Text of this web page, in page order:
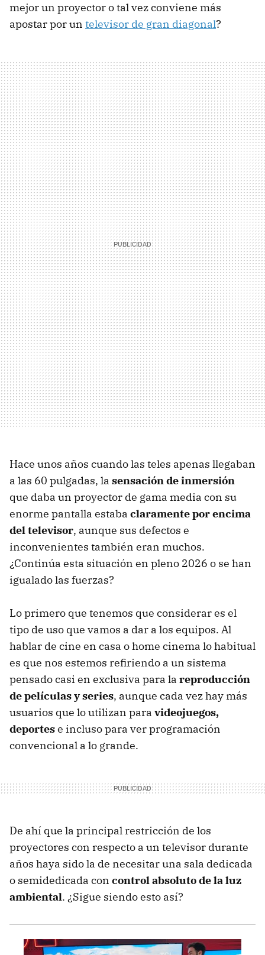
mejor un proyector o tal vez conviene más
apostar por un televisor de gran diagonal?
Hace unos años cuando las teles apenas llegaban
a las 60 pulgadas, la sensación de inmersión
que daba un proyector de gama media con su
enorme pantalla estaba claramente por encima
del televisor, aunque sus defectos e
inconvenientes también eran muchos.
¿Continúa esta situación en pleno 2026 o se han
igualado las fuerzas?
Lo primero que tenemos que considerar es el
tipo de uso que vamos a dar a los equipos. Al
hablar de cine en casa o home cinema lo habitual
es que nos estemos refiriendo a un sistema
pensado casi en exclusiva para la reproducción
de películas y series, aunque cada vez hay más
usuarios que lo utilizan para videojuegos,
deportese incluso para ver programación
convencional a lo grande.
De ahí que la principal restricción de los
proyectores con respecto a un televisor durante
años haya sido la de necesitar una sala dedicada
o semidedicada con control absoluto de la luz
ambiental. ¿Sigue siendo esto así?